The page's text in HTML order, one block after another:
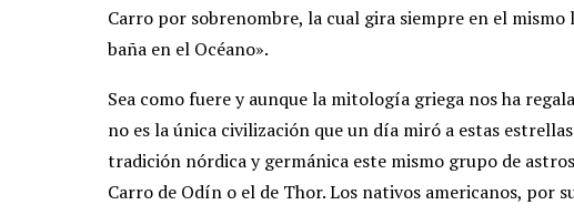
Carro por sobrenombre, la cual gira siempre en el mismo
baña en el Océano».
Sea como fuere y aunque la mitología griega nos ha
no es la única civilización que un día miró a estas
tradición nórdica y germánica este mismo grupo de
Carro de Odín o el de Thor. Los nativos americanos, por